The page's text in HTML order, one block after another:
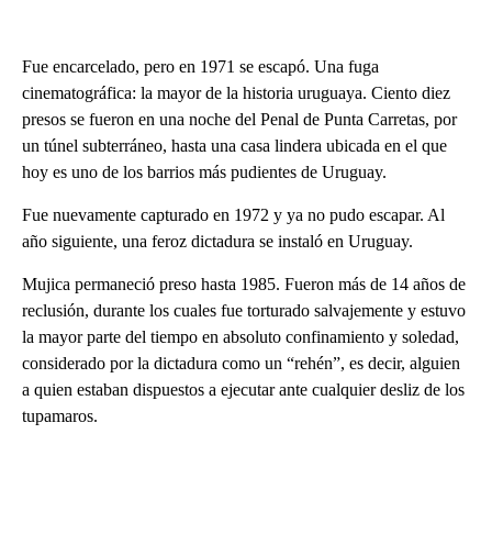
Fue encarcelado, pero en 1971 se escapó. Una fuga
cinematográfica: la mayor de la historia uruguaya. Ciento diez
presos se fueron en una noche del Penal de Punta Carretas, por
un túnel subterráneo, hasta una casa lindera ubicada en el que
hoy es uno de los barrios más pudientes de Uruguay.
Fue nuevamente capturado en 1972 y ya no pudo escapar. Al
año siguiente, una feroz dictadura se instaló en Uruguay.
Mujica permaneció preso hasta 1985. Fueron más de 14 años de
reclusión, durante los cuales fue torturado salvajemente y estuvo
la mayor parte del tiempo en absoluto confinamiento y soledad,
considerado por la dictadura como un “rehén”, es decir, alguien
a quien estaban dispuestos a ejecutar ante cualquier desliz de los
tupamaros.